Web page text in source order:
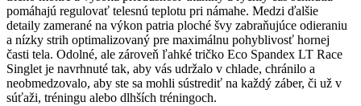
pomáhajú regulovať telesnú teplotu pri námahe. Medzi ďalšie
detaily zamerané na výkon patria ploché švy zabraňujúce odieraniu
a nízky strih optimalizovaný pre maximálnu pohyblivosť hornej
časti tela. Odolné, ale zároveň ľahké tričko Eco Spandex LT Race
Singlet je navrhnuté tak, aby vás udržalo v chlade, chránilo a
neobmedzovalo, aby ste sa mohli sústrediť na každý záber, či už v
súťaži, tréningu alebo dlhších tréningoch.